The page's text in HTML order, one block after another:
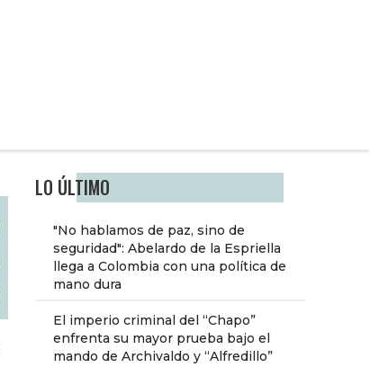
LO ÚLTIMO
"No hablamos de paz, sino de
seguridad": Abelardo de la Espriella
llega a Colombia con una política de
mano dura
El imperio criminal del “Chapo”
enfrenta su mayor prueba bajo el
mando de Archivaldo y “Alfredillo”